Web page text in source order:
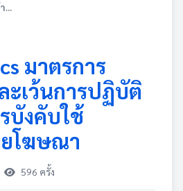
...
มาตรการ
ะเว้นการปฏิบัติ
บังคับใช้
โฆษณา
596 ครั้ง